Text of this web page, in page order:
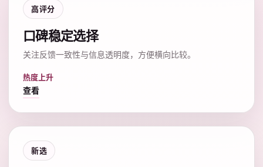
高评分
口碑稳定选择
关注反馈一致性与信息透明度，方便横向比较。
热度上升
查看
新选